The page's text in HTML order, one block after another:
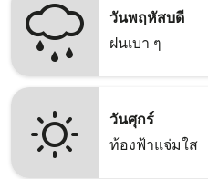
วันพฤหัสบดี
ฝนเบา ๆ
วันศุกร์
ท้องฟ้าแจ่มใส